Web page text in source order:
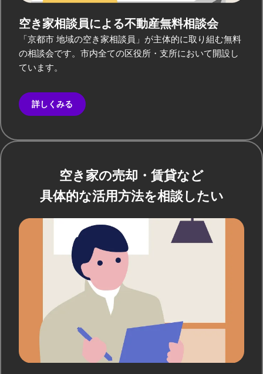
空き家相談員による不動産無料相談会
「京都市 地域の空き家相談員」が主体的に取り組む無料
の相談会です。市内全ての区役所・支所において開設し
ています。
詳しくみる
空き家の売却・賃貸など
具体的な活用方法を相談したい